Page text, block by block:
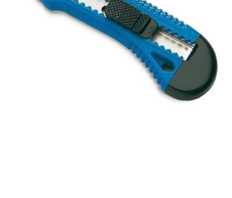
Ver más
Etiquetas inkjet y láser
Refuerzos para carpeta
Ver más
Ver más